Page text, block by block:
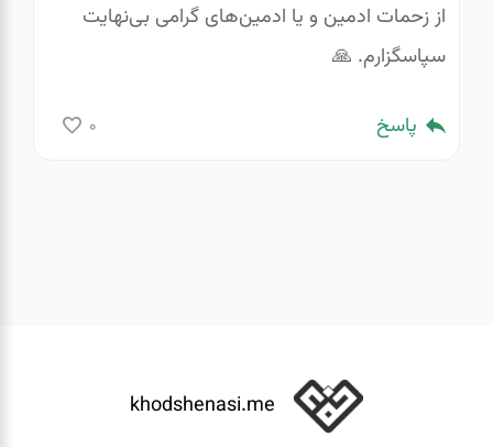
از زحمات ادمین و یا ادمین‌های گرامی بی‌نهایت
سپاسگزارم. 🙏
پاسخ 0
khodshenasi.me